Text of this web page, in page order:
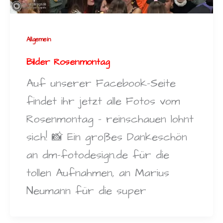
Allgemein
Bilder Rosenmontag
Auf unserer Facebook-Seite
findet ihr jetzt alle Fotos vom
Rosenmontag – reinschauen lohnt
sich! 📸 Ein großes Dankeschön
an dm-fotodesign.de für die
tollen Aufnahmen, an Marius
Neumann für die super